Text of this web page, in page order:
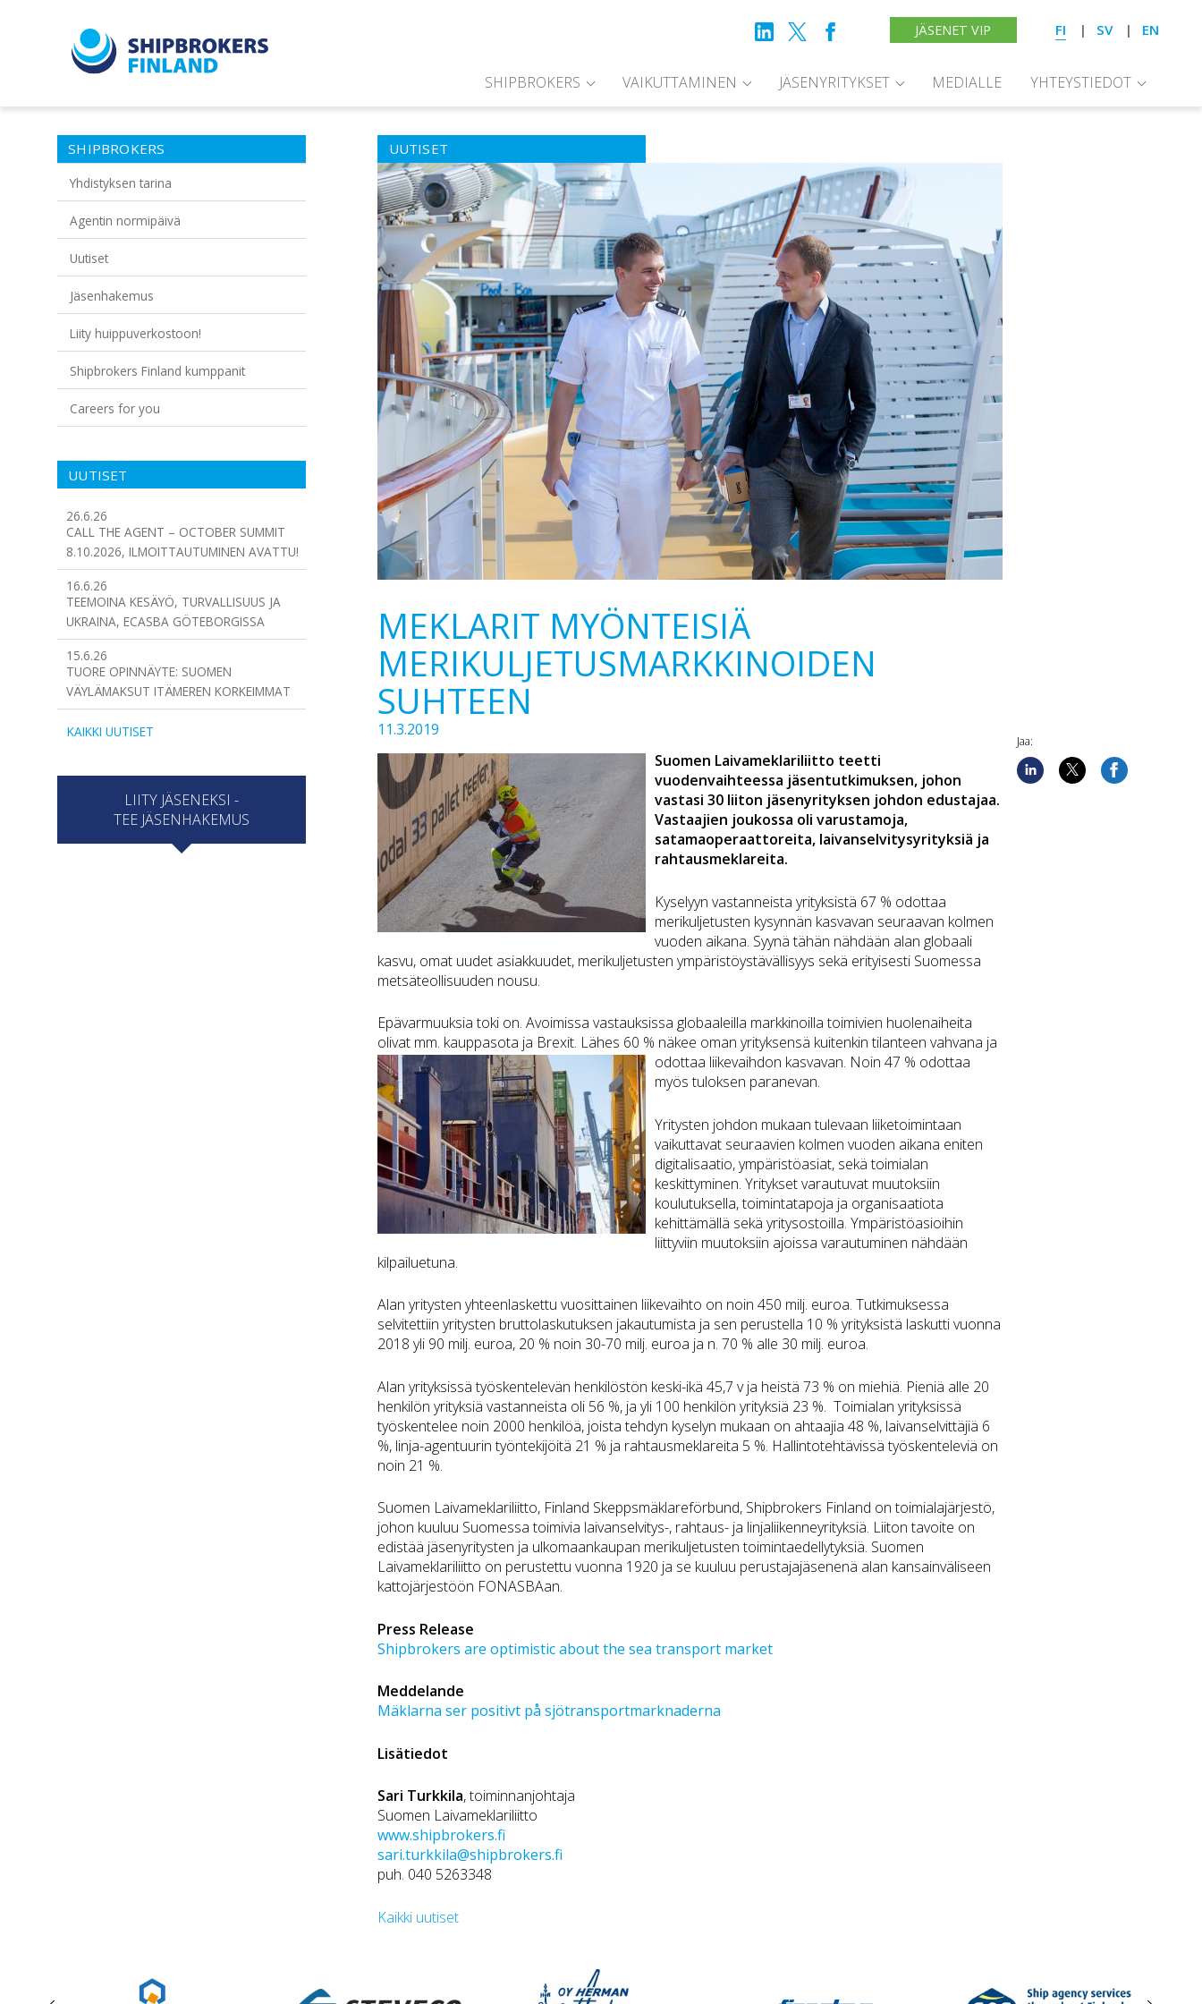
JÄSENET VIP FI SV EN
SHIPBROKERS VAIKUTTAMINEN JÄSENYRITYKSET MEDIALLE YHTEYSTIEDOT
SHIPBROKERS
Yhdistyksen tarina
Agentin normipäivä
Uutiset
Jäsenhakemus
Liity huippuverkostoon!
Shipbrokers Finland kumppanit
Careers for you
UUTISET
26.6.26
CALL THE AGENT – OCTOBER SUMMIT
8.10.2026, ILMOITTAUTUMINEN AVATTU!
16.6.26
TEEMOINA KESÄYÖ, TURVALLISUUS JA
UKRAINA, ECASBA GÖTEBORGISSA
15.6.26
TUORE OPINNÄYTE: SUOMEN
VÄYLÄMAKSUT ITÄMEREN KORKEIMMAT
KAIKKI UUTISET
LIITY JÄSENEKSI -
TEE JÄSENHAKEMUS
UUTISET
MEKLARIT MYÖNTEISIÄ
MERIKULJETUSMARKKINOIDEN
SUHTEEN
11.3.2019
Suomen Laivameklariliitto teetti
vuodenvaihteessa jäsentutkimuksen, johon
vastasi 30 liiton jäsenyrityksen johdon edustajaa.
Vastaajien joukossa oli varustamoja,
satamaoperaattoreita, laivanselvitysyrityksiä ja
rahtausmeklareita.
Kyselyyn vastanneista yrityksistä 67 % odottaa
merikuljetusten kysynnän kasvavan seuraavan kolmen
vuoden aikana. Syynä tähän nähdään alan globaali
kasvu, omat uudet asiakkuudet, merikuljetusten ympäristöystävällisyys sekä erityisesti Suomessa
metsäteollisuuden nousu.
Epävarmuuksia toki on. Avoimissa vastauksissa globaaleilla markkinoilla toimivien huolenaiheita
olivat mm. kauppasota ja Brexit. Lähes 60 % näkee oman yrityksensä kuitenkintilanteen vahvana ja
odottaa liikevaihdon kasvavan. Noin 47 % odottaa
myös tuloksen paranevan.
Yritysten johdon mukaan tulevaan liiketoimintaan
vaikuttavat seuraavien kolmen vuoden aikana eniten
digitalisaatio, ympäristöasiat, sekä toimialan
keskittyminen. Yritykset varautuvat muutoksiin
koulutuksella, toimintatapoja ja organisaatiota
kehittämällä sekä yritysostoilla. Ympäristöasioihin
liittyviin muutoksiin ajoissa varautuminen nähdään
kilpailuetuna.
Alan yritysten yhteenlaskettu vuosittainen liikevaihto on noin 450 milj. euroa. Tutkimuksessa
selvitettiin yritysten bruttolaskutuksen jakautumista ja sen perustella 10 % yrityksistä laskutti vuonna
2018 yli 90 milj. euroa, 20 % noin 30-70 milj. euroa ja n. 70 % alle 30 milj. euroa.
Alan yrityksissä työskentelevän henkilöstön keski-ikä 45,7 v ja heistä 73 % on miehiä. Pieniä alle 20
henkilön yrityksiä vastanneista oli 56 %, ja yli 100 henkilön yrityksiä 23 %. Toimialan yrityksissä
työskentelee noin 2000 henkilöä, joista tehdyn kyselyn mukaan on ahtaajia 48 %, laivanselvittäjiä 6
%, linja-agentuurin työntekijöitä 21 % ja rahtausmeklareita 5 %. Hallintotehtävissä työskenteleviä on
noin 21 %.
Suomen Laivameklariliitto, Finland Skeppsmäklareförbund, Shipbrokers Finland on toimialajärjestö,
johon kuuluu Suomessa toimivia laivanselvitys-, rahtaus- ja linjaliikenneyrityksiä. Liiton tavoite on
edistää jäsenyritysten ja ulkomaankaupan merikuljetusten toimintaedellytyksiä. Suomen
Laivameklariliitto on perustettu vuonna 1920 ja se kuuluu perustajajäsenenä alan kansainväliseen
kattojärjestöön FONASBAan.
Press Release
Shipbrokers are optimistic about the sea transport market
Meddelande
Mäklarna ser positivt på sjötransportmarknaderna
Lisätiedot
Sari Turkkila, toiminnanjohtaja
Suomen Laivameklariliitto
www.shipbrokers.fi
sari.turkkila@shipbrokers.fi
puh. 040 5263348
Kaikki uutiset
Jaa: